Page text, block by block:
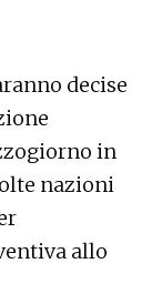
decise
in
nazioni
allo